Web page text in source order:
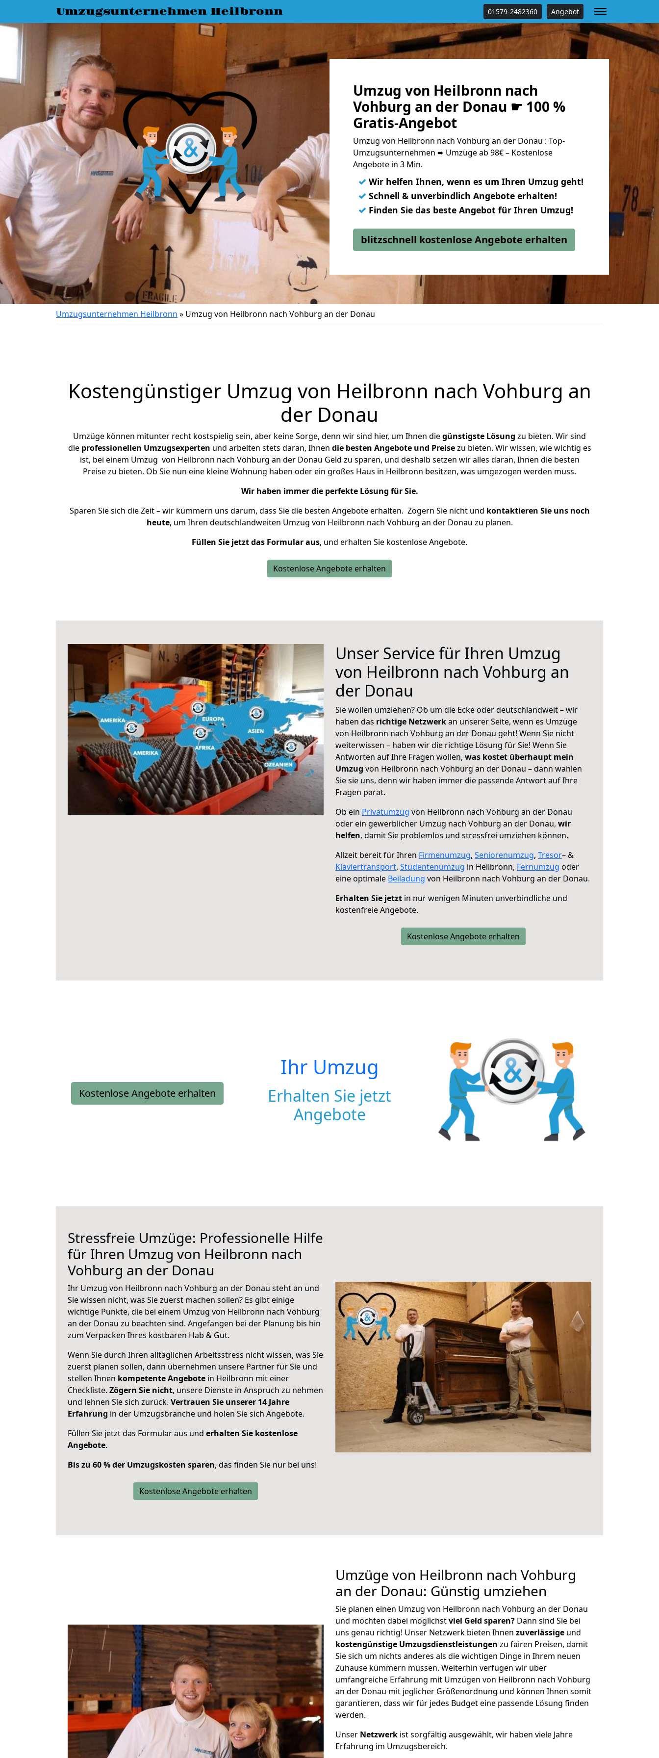
Umzugsunternehmen Heilbronn 01579-2482360 Angebot
Umzug von Heilbronn nach
Vohburg an der Donau ☛ 100 %
Gratis-Angebot
Umzug von Heilbronn nach Vohburg an der Donau : Top-
Umzugsunternehmen ➨ Umzüge ab 98€ – Kostenlose
Angebote in 3 Min.
✓ Wir helfen Ihnen, wenn es um Ihren Umzug geht!
✓ Schnell & unverbindlich Angebote erhalten!
✓ Finden Sie das beste Angebot für Ihren Umzug!
blitzschnell kostenlose Angebote erhalten
Umzugsunternehmen Heilbronn » Umzug von Heilbronn nach Vohburg an der Donau
Kostengünstiger Umzug von Heilbronn nach Vohburg an
der Donau
Umzüge können mitunter recht kostspielig sein, aber keine Sorge, denn wir sind hier, um Ihnen diegünstigste Lösung zu bieten. Wir sind
die professionellen Umzugsexperten und arbeiten stets daran, Ihnen die besten Angebote und Preisezu bieten. Wir wissen, wie wichtig es
ist, bei einem Umzug von Heilbronn nach Vohburg an der Donau Geld zu sparen, und deshalb setzen wir alles daran, Ihnen die besten
Preise zu bieten. Ob Sie nun eine kleine Wohnung haben oder ein großes Haus in Heilbronn besitzen, was umgezogen werden muss.
Wir haben immer die perfekte Lösung für Sie.
Sparen Sie sich die Zeit – wir kümmern uns darum, dass Sie die besten Angebote erhalten. Zögern Sie nicht und kontaktieren Sie uns noch
heute, um Ihren deutschlandweiten Umzug von Heilbronn nach Vohburg an der Donau zu planen.
Füllen Sie jetzt das Formular aus, und erhalten Sie kostenlose Angebote.
Kostenlose Angebote erhalten
Unser Service für Ihren Umzug
von Heilbronn nach Vohburg an
der Donau
Sie wollen umziehen? Ob um die Ecke oder deutschlandweit – wir
haben das richtige Netzwerkan unserer Seite, wenn es Umzüge
von Heilbronn nach Vohburg an der Donau geht! Wenn Sie nicht
weiterwissen – haben wir die richtige Lösung für Sie! Wenn Sie
Antworten auf Ihre Fragen wollen, was kostet überhaupt mein
Umzug von Heilbronn nach Vohburg an der Donau – dann wählen
Sie sie uns, denn wir haben immer die passende Antwort auf Ihre
Fragen parat.
Ob ein Privatumzug von Heilbronn nach Vohburg an der Donau
oder ein gewerblicher Umzug nach Vohburg an der Donau, wir
helfen, damit Sie problemlos und stressfrei umziehen können.
Allzeit bereit für Ihren Firmenumzug, Seniorenumzug, Tresor– &
Klaviertransport, Studentenumzug in Heilbronn, Fernumzug oder
eine optimale Beiladung von Heilbronn nach Vohburg an der Donau.
Erhalten Sie jetzt in nur wenigen Minuten unverbindliche und
kostenfreie Angebote.
Kostenlose Angebote erhalten
Kostenlose Angebote erhalten
Ihr Umzug
Erhalten Sie jetzt
Angebote
Stressfreie Umzüge: Professionelle Hilfe
für Ihren Umzug von Heilbronn nach
Vohburg an der Donau
Ihr Umzug von Heilbronn nach Vohburg an der Donau steht an und
Sie wissen nicht, was Sie zuerst machen sollen? Es gibt einige
wichtige Punkte, die bei einem Umzug von Heilbronn nach Vohburg
an der Donau zu beachten sind. Angefangen bei der Planung bis hin
zum Verpacken Ihres kostbaren Hab & Gut.
Wenn Sie durch Ihren alltäglichen Arbeitsstress nicht wissen, was Sie
zuerst planen sollen, dann übernehmen unsere Partner für Sie und
stellen Ihnen kompetente Angebote in Heilbronn mit einer
Checkliste. Zögern Sie nicht, unsere Dienste in Anspruch zu nehmen
und lehnen Sie sich zurück. Vertrauen Sie unserer 14 Jahre
Erfahrung in der Umzugsbranche und holen Sie sich Angebote.
Füllen Sie jetzt das Formular aus und erhalten Sie kostenlose
Angebote.
Bis zu 60 % der Umzugskosten sparen, das finden Sie nur bei uns!
Kostenlose Angebote erhalten
Umzüge von Heilbronn nach Vohburg
an der Donau: Günstig umziehen
Sie planen einen Umzug von Heilbronn nach Vohburg an der Donau
und möchten dabei möglichstviel Geld sparen? Dann sind Sie bei
uns genau richtig! Unser Netzwerk bieten Ihnen zuverlässige und
kostengünstige Umzugsdienstleistungen zu fairen Preisen, damit
Sie sich um nichts anderes als die wichtigen Dinge in Ihrem neuen
Zuhause kümmern müssen. Weiterhin verfügen wir über
umfangreiche Erfahrung mit Umzügen von Heilbronn nach Vohburg
an der Donau mit jeglicher Größenordnung und können Ihnen somit
garantieren, dass wir für jedes Budget eine passende Lösung finden
werden.
Unser Netzwerk ist sorgfältig ausgewählt, wir haben viele Jahre
Erfahrung im Umzugsbereich.